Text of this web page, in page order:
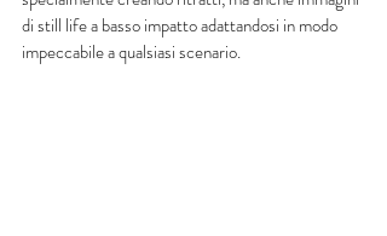
di still life a basso impatto adattandosi in modo
impeccabile a qualsiasi scenario.